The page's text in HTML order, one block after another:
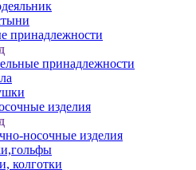
принадлежности
принадлежности
изделия
носочные изделия
колготки